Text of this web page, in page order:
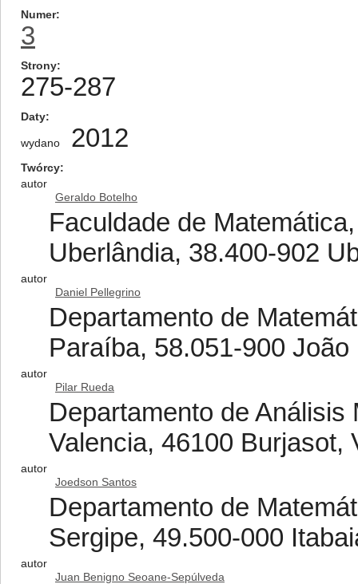
Numer
3
Strony
275-287
Daty
wydano 2012
Twórcy
autor
Geraldo Botelho
Faculdade de
Uberlândia, 38.400-902
autor
Daniel Pellegrino
Departamento de
Paraíba, 58.051-900
autor
Pilar Rueda
Departamento de
Valencia, 46100 Burjasot,
autor
Joedson Santos
Departamento de
Sergipe, 49.500-000
autor
Juan Benigno Seoane-Sepúlveda